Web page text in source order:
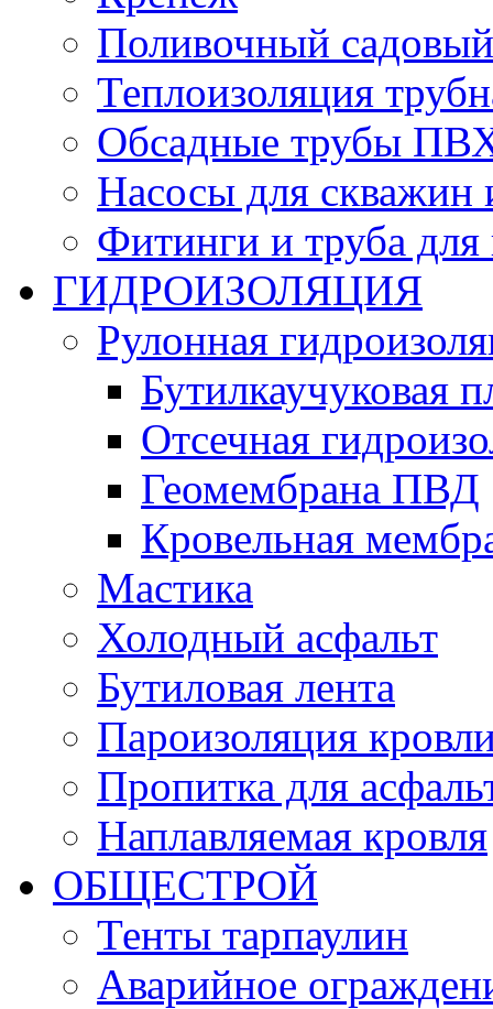
Поливочный
Теплоизоляция
Обсадные трубы
Насосы для скважин
Фитинги и труба для
ГИДРОИЗОЛЯЦИЯ
Рулонная
Бутилкаучуковая
Отсечная
Геомембрана ПВД
Кровельная
Мастика
Холодный асфальт
Бутиловая лента
Пароизоляция
Пропитка для
Наплавляемая кровля
ОБЩЕСТРОЙ
Тенты тарпаулин
Аварийное